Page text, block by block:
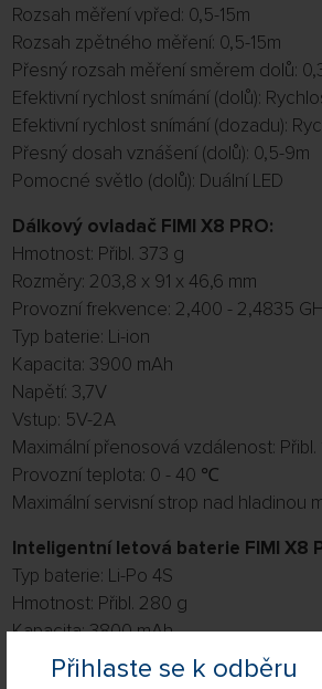
Přihlaste se k odběru
Rozsah měření vpřed: 0,5-15m
Rozsah zpětného měření: 0,5-15m
Přesný rozsah měření směrem dolů:
Efektivní rychlost snímání (dolů):
Efektivní rychlost snímání (dozadu):
Přesný dosah vznášení (dolů): 0,5-9m
Pomocné světlo (dolů): Duální LED
Dálkový ovladač FIMI X8 PRO:
Hmotnost: Přibl. 373 g
Rozměry: 203,8 x 91 x 46,6 mm
Provozní frekvence: 2,400 - 2,4835
Typ baterie: Li-ion
Kapacita: 3900 mAh
Napětí: 3,7V
Vstup: 5V-2A
Maximální přenosová vzdálenost: Přibl.
Provozní teplota: 0 - 40 ℃
Maximální servisní strop nad hladinou
Inteligentní letová baterie FIMI X8
Typ baterie: Li-Po 4S
Hmotnost: Přibl. 280 g
Kapacita: 3800 mAh
Napětí: 15,4V